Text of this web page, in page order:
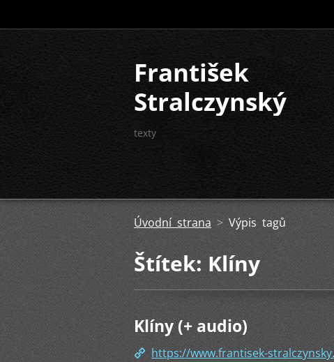
František
Stralczynský
texty
Úvodní strana > Výpis tagů
Štítek: Klíny
Klíny (+ audio)
https://www.frantisek-